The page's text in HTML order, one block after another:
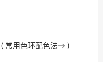
( 常用色环配色法→ )